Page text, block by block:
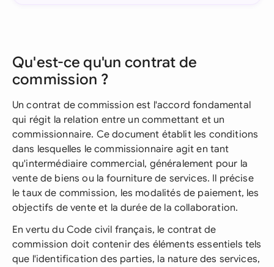
Qu'est-ce qu'un contrat de
commission ?
Un contrat de commission est l'accord fondamental
qui régit la relation entre un commettant et un
commissionnaire. Ce document établit les conditions
dans lesquelles le commissionnaire agit en tant
qu'intermédiaire commercial, généralement pour la
vente de biens ou la fourniture de services. Il précise
le taux de commission, les modalités de paiement, les
objectifs de vente et la durée de la collaboration.
En vertu du Code civil français, le contrat de
commission doit contenir des éléments essentiels tels
que l'identification des parties, la nature des services,